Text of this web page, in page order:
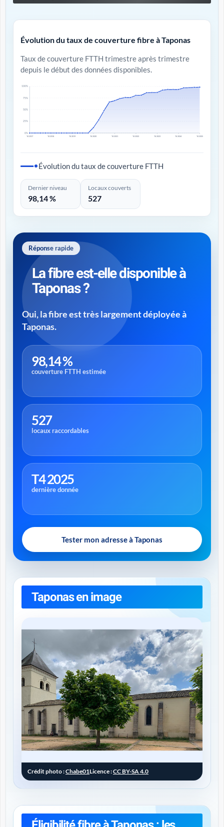
Évolution du taux de couverture fibre à Taponas
Taux de couverture FTTH trimestre après trimestre
depuis le début des données disponibles.
0%
25%
50%
75%
100%
T4 2017 T4 2018 T4 2019 T4 2020 T4 2021 T4 2022 T4 2023 T4 2024 T4 2025
Évolution du taux de couverture FTTH
Dernier niveau
98,14 %
Locaux couverts
527
Réponse rapide
La fibre est-elle disponible à
Taponas ?
Oui, la fibre est très largement déployée à
Taponas.
98,14 %
couverture FTTH estimée
527
locaux raccordables
T4 2025
dernière donnée
Tester mon adresse à Taponas
Taponas en image
Crédit photo :Chabe01Licence :CC BY-SA 4.0